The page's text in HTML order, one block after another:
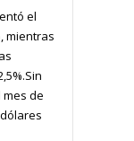
el
mientras
de